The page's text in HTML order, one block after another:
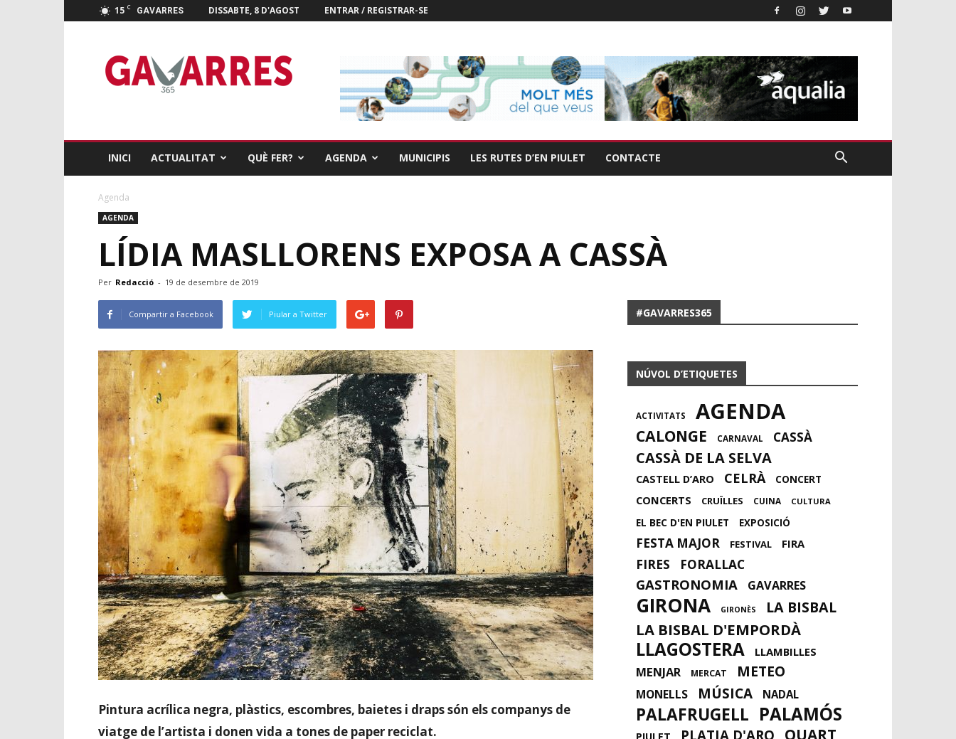
15 C GAVARRES DISSABTE, 8 D'AGOST ENTRAR / REGISTRAR-SE
365
INICI ACTUALITAT QUÈ FER? AGENDA MUNICIPIS LES RUTES D’EN PIULET CONTACTE
Agenda
AGENDA
LÍDIA MASLLORENS EXPOSA A CASSÀ
Per Redacció - 19 de desembre de 2019
Compartir a Facebook Piular a Twitter
Pintura acrílica negra, plàstics, escombres, baietes i draps són els companys de
viatge de l’artista i donen vida a tones de paper reciclat.
#GAVARRES365
NÚVOL D’ETIQUETES
ACTIVITATS AGENDA
CALONGE CARNAVAL CASSÀ
CASSÀ DE LA SELVA
CASTELL D’ARO CELRÀ CONCERT
CONCERTS CRUÏLLES CUINA CULTURA
EL BEC D'EN PIULET EXPOSICIÓ
FESTA MAJOR FESTIVAL FIRA
FIRES FORALLAC
GASTRONOMIA GAVARRES
GIRONA GIRONÈS LA BISBAL
LA BISBAL D'EMPORDÀ
LLAGOSTERA LLAMBILLES
MENJAR MERCAT METEO
MONELLS MÚSICA NADAL
PALAFRUGELL PALAMÓS
PLATJA D'ARO QUART